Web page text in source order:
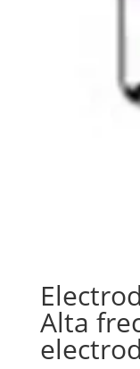
Alta